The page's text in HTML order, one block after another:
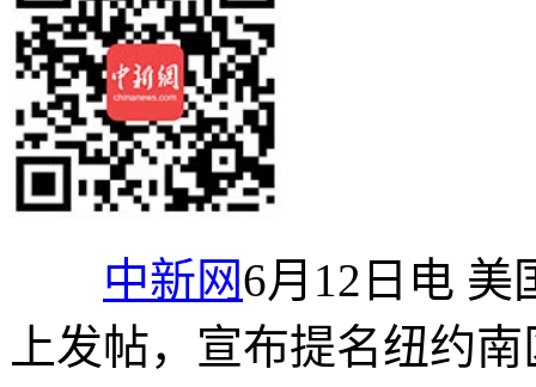
中新网6月12日电 美
上发帖，宣布提名纽约